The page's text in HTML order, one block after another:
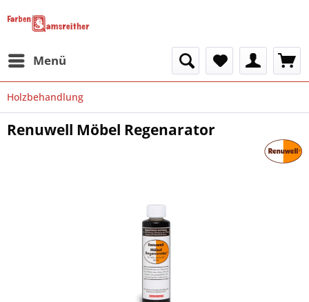
Menü
Holzbehandlung
Renuwell Möbel Regenarator